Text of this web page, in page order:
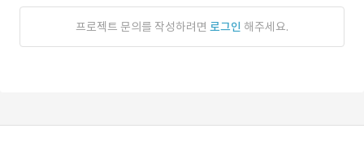
프로젝트 문의를 작성하려면 로그인 해주세요.